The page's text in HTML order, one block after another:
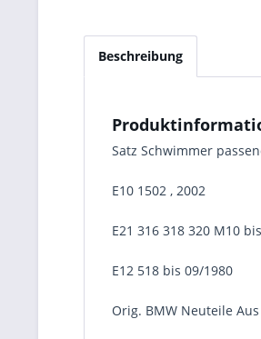
Beschreibung
Satz Schwimmer
E10 1502 , 2002
E21 316 318 320 M10
E12 518 bis 09/1980
Orig. BMW Neuteile